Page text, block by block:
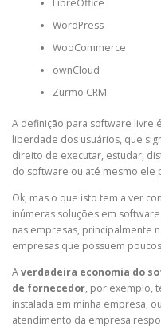
LibreOffice
WordPress
WooCommerce
ownCloud
Zurmo CRM
A definição para software livre
liberdade dos usuários, que
direito de executar, estudar,
do software ou até mesmo ele
Ok, mas o que isto tem a ver
inúmeras soluções em
nas empresas, principalmente
empresas que possuem
Averdadeira economia do
de fornecedor, por exemplo,
instalada em minha empresa,
atendimento da empresa